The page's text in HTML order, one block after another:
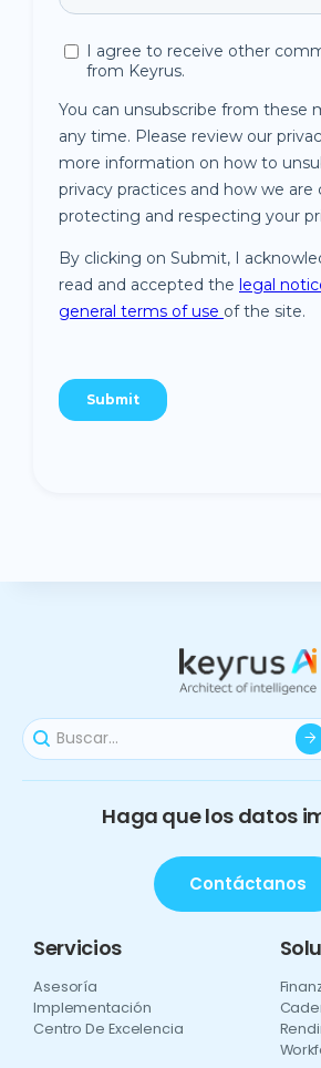
Haga que los datos
Contáctanos
Servicios
Asesoría
Implementación
Centro De Excelencia